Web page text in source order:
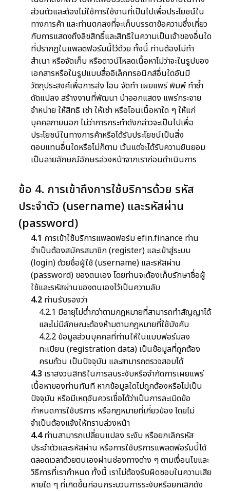
ส่วนตัวและต้องไม่ใช้การใช้งานที่เป็นไปเพื่อประโยชน์ใน
ทางการค้า และท่านตกลงที่จะเก็บบรรดาข้อความซึ่งเกี่ยว
กับการแสดงถึงลิขสิทธิ์และสิทธิในความเป็นเจ้าของอื่นใด
ที่ปรากฏในแพลตฟอร์มนี้ไว้ด้วย ทั้งนี้ ท่านต้องไม่ทำ
สำเนา หรือจัดเก็บ หรือดาวน์โหลดเนื้อหาไม่ว่าจะในรูปของ
เอกสารหรือในรูปแบบสื่ออิเล็กทรอนิกส์อื่นใดอันมี
วัตถุประสงค์เพื่อการส่ง โอน จัดทำ เผยแพร่ พิมพ์ ทำซ้ำ
ดัดแปลง สร้างงานที่พัฒนา นำออกแสดง แพร่กระจาย
จำหน่าย ให้สิทธิ เช่า ให้เช่า หรือโอนเนื้อหาใด ๆ ให้แก่
บุคคลภายนอก ไม่ว่าการกระทำดังกล่าวจะเป็นไปเพื่อ
ประโยชน์ในทางการค้าหรือได้รับประโยชน์เป็นสิ่ง
ตอบแทนอื่นใดหรือไม่ก็ตาม เว้นแต่จะได้รับความยินยอม
เป็นลายลักษณ์อักษรล่วงหน้าจากเราก่อนดำเนินการ
ข้อ 4. การเข้าถึงการใช้บริการด้วย รหัส
ประจำตัว (username) และรหัสผ่าน
(password)
4.1 การเข้าใช้บริการแพลตฟอร์ม efin.finance ท่าน
จำเป็นต้องสมัครสมาชิก (register) และเข้าสู่ระบบ
(login) ด้วยชื่อผู้ใช้ (username) และรหัสผ่าน
(password) ของตนเอง โดยท่านจะต้องเก็บรักษาชื่อผู้
ใช้และรหัสผ่านของตนเองไว้เป็นความลับ
4.2 ท่านรับรองว่า
4.2.1 มีอายุไม่ต่ำกว่าตามกฎหมายที่สามารถทำสัญญาได้
และไม่มีลักษณะต้องห้ามตามกฎหมายที่ใช้บังคับ
4.2.2 ข้อมูลส่วนบุคคลที่ท่านให้ในแบบฟอร์มลง
ทะเบียน (registration data) เป็นข้อมูลที่ถูกต้อง
ครบถ้วน เป็นปัจจุบัน และสามารถตรวจสอบได้
4.3 เราสงวนสิทธิในการลบระงับหรือจำกัดการเผยแพร่
เนื้อหาของท่านทันที หากข้อมูลใดไม่ถูกต้องหรือไม่เป็น
ปัจจุบัน หรือมีเหตุอันควรเชื่อได้ว่าเป็นการละเมิดข้อ
กำหนดการใช้บริการ หรือกฎหมายที่เกี่ยวข้อง โดยไม่
จำเป็นต้องแจ้งให้ทราบล่วงหน้า
4.4ท่านสามารถเปลี่ยนแปลง ระงับ หรือยกเลิกรหัส
ประจำตัวและรหัสผ่าน หรือการใช้บริการแพลตฟอร์มนี้ได้
ตลอดเวลาด้วยตนเองผ่านช่องทางต่าง ๆ ตามเงื่อนไขและ
วิธีการที่เรากำหนด ทั้งนี้ เราไม่ต้องรับผิดชอบในความเสีย
หายใด ๆ ที่เกิดขึ้นก่อนกระบวนการระงับหรือยกเลิกดัง